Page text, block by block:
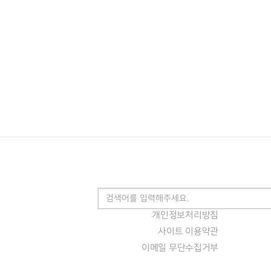
개인정보처리방침
사이트 이용약관
이메일 무단수집거부